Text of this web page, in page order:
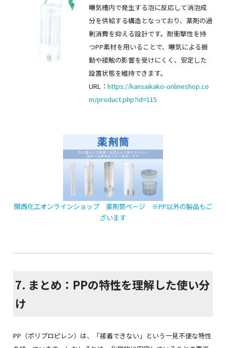
曝気槽内で発生する泡に反応して消泡成
分を供給する構造となっており、薬剤の過
剰消費を抑える設計です。耐衝撃性を持
つPP素材を用いることで、曝気による振
動や接触の影響を受けにくく、安定した
設置状態を維持できます。
URL：https://kansaikako-onlineshop.co
m/product.php?id=115
関西化工オンラインショップ 薬剤筒ページ ※PP以外の製品もご
ざいます
7. まとめ：PPの特性を理解した使い分
け
PP（ポリプロピレン）は、「接着できない」という一見不便な特性